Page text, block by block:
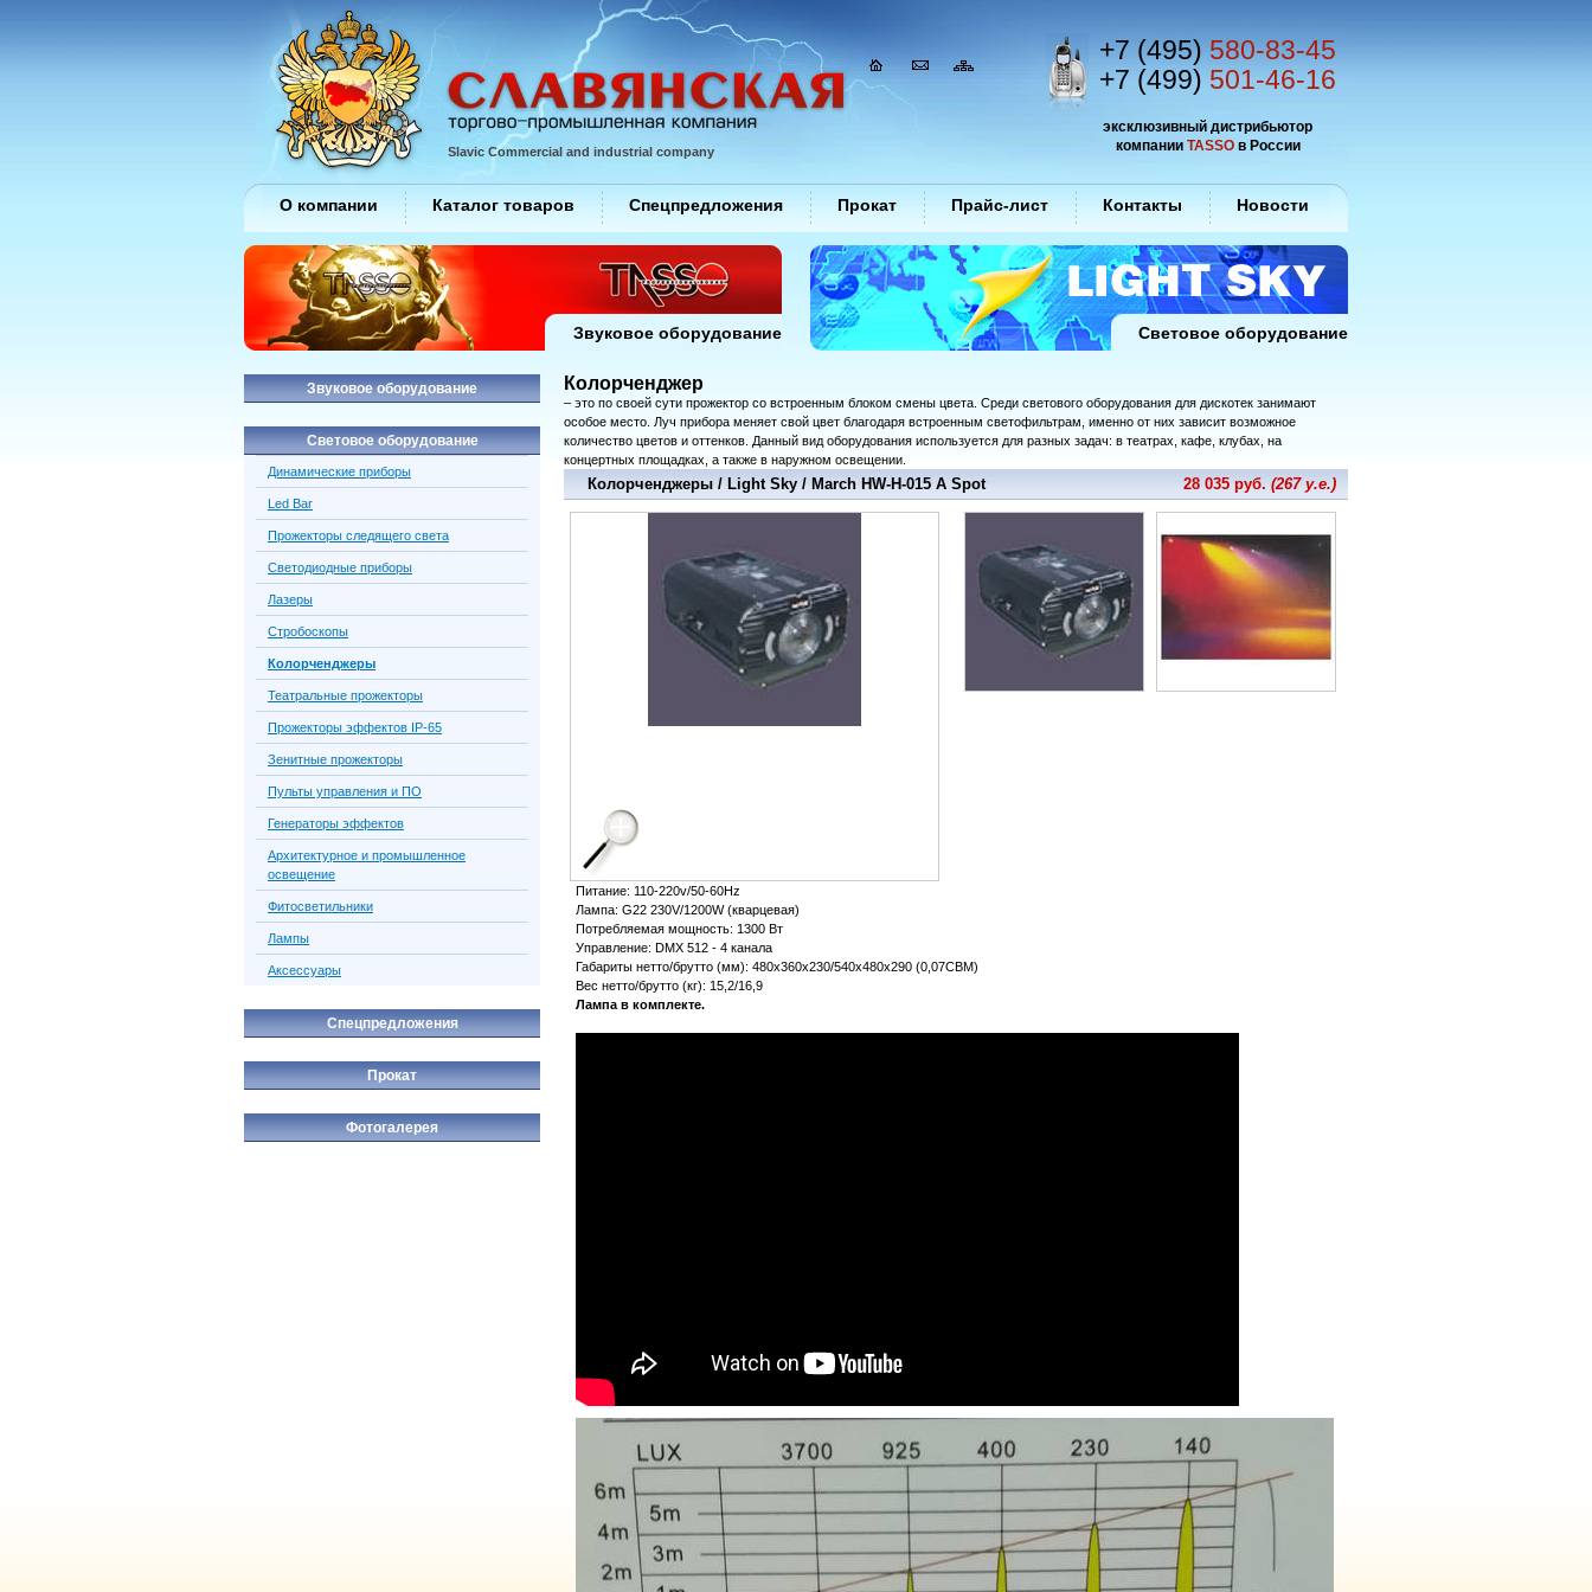
Колорченджер
– это по своей сути прожектор со встроенным блоком смены цвета. Среди светового оборудования для дискотек занимают
особое место. Луч прибора меняет свой цвет благодаря встроенным светофильтрам, именно от них зависит возможное
количество цветов и оттенков. Данный вид оборудования используется для разных задач: в театрах, кафе, клубах, на
концертных площадках, а также в наружном освещении.
Колорченджеры / Light Sky / March HW-H-015 A Spot 28 035 руб. (267 у.е.)
Питание: 110-220v/50-60Hz
Лампа: G22 230V/1200W (кварцевая)
Потребляемая мощность: 1300 Вт
Управление: DMX 512 - 4 канала
Габариты нетто/брутто (мм): 480х360х230/540х480х290 (0,07CBM)
Вес нетто/брутто (кг): 15,2/16,9
Лампа в комплекте.
Звуковое оборудование
Световое оборудование
Динамические приборы
Led Bar
Прожекторы следящего света
Светодиодные приборы
Лазеры
Стробоскопы
Колорченджеры
Театральные прожекторы
Прожекторы эффектов IP-65
Зенитные прожекторы
Пульты управления и ПО
Генераторы эффектов
Архитектурное и промышленное
освещение
Фитосветильники
Лампы
Аксессуары
Спецпредложения
Прокат
Фотогалерея
Slavic Commercial and industrial company
эксклюзивный дистрибьютор
компании TASSOв России
+7 (495) 580-83-45
+7 (499) 501-46-16
О компании Каталог товаров Спецпредложения Прокат Прайс-лист Контакты Новости
Звуковое оборудование Световое оборудование